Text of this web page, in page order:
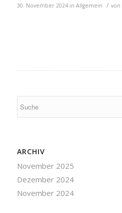
30. November 2024 in Allgemein / von
ARCHIV
November 2025
Dezember 2024
November 2024